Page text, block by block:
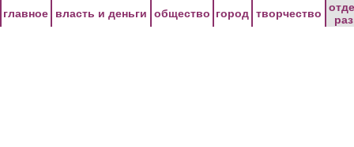
главное власть и деньги общество город творчество